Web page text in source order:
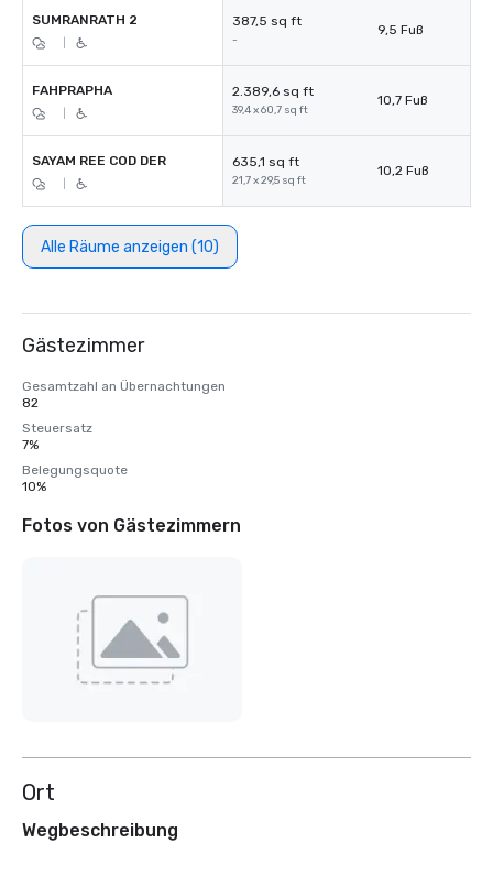
SUMRANRATH 2 387,5 sq ft
-
9,5 Fuß
FAHPRAPHA 2.389,6 sq ft
39,4 x 60,7 sq ft
10,7 Fuß
SAYAM REE COD DER 635,1 sq ft
21,7 x 29,5 sq ft
10,2 Fuß
Alle Räume anzeigen (10)
Gästezimmer
Gesamtzahl an Übernachtungen
82
Steuersatz
7%
Belegungsquote
10%
Fotos von Gästezimmern
Ort
Wegbeschreibung